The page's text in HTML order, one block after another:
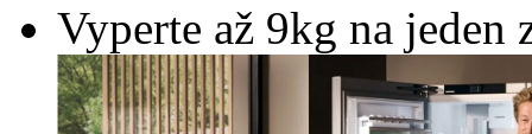
Vyperte až 9kg na jeden